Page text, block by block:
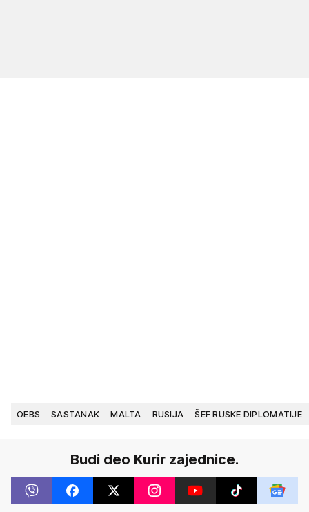
OEBS SASTANAK MALTA RUSIJA ŠEF RUSKE DIPLOMATIJE
Budi deo Kurir zajednice.